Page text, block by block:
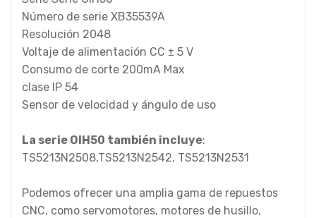
Número de serie XB35539A
Resolución 2048
Voltaje de alimentación CC ± 5 V
Consumo de corte 200mA Max
clase IP 54
Sensor de velocidad y ángulo de uso
La serie OIH50 también incluye:
TS5213N2508,TS5213N2542, TS5213N2531
Podemos ofrecer una amplia gama de repuestos
CNC, como servomotores, motores de husillo,